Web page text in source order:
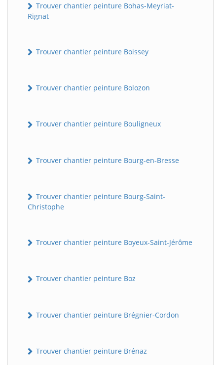
Trouver chantier peinture Bohas-Meyriat-
Rignat
Trouver chantier peinture Boissey
Trouver chantier peinture Bolozon
Trouver chantier peinture Bouligneux
Trouver chantier peinture Bourg-en-Bresse
Trouver chantier peinture Bourg-Saint-
Christophe
Trouver chantier peinture Boyeux-Saint-Jérôme
Trouver chantier peinture Boz
Trouver chantier peinture Brégnier-Cordon
Trouver chantier peinture Brénaz